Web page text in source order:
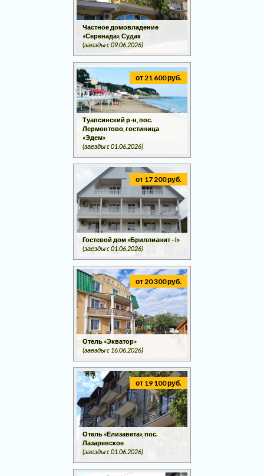
Частное домовладение
«Серенада», Судак
(заезды c 09.06.2026)
от 21 600 руб.
Туапсинский р-н, пос.
Лермонтово, гостиница
«Эдем»
(заезды c 01.06.2026)
от 17 200 руб.
Гостевой дом «Бриллианит - I»
(заезды c 01.06.2026)
от 20 300 руб.
Отель «Экватор»
(заезды c 16.06.2026)
от 19 100 руб.
Отель «Елизавета», пос.
Лазаревское
(заезды c 01.06.2026)